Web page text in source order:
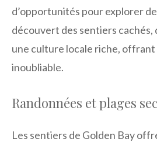
d’opportunités pour explorer
découvert des sentiers cachés,
une culture locale riche,
inoubliable.
Randonnées et plages
Les sentiers de Golden Bay